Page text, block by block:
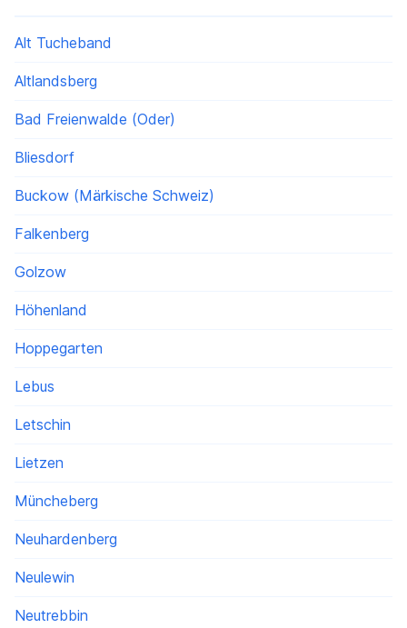
Alt Tucheband
Altlandsberg
Bad Freienwalde (Oder)
Bliesdorf
Buckow (Märkische Schweiz)
Falkenberg
Golzow
Höhenland
Hoppegarten
Lebus
Letschin
Lietzen
Müncheberg
Neuhardenberg
Neulewin
Neutrebbin